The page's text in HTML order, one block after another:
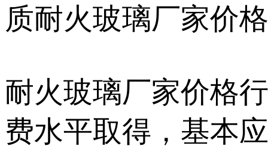
质耐火玻璃厂家价
耐火玻璃厂家价格
费水平取得，基本